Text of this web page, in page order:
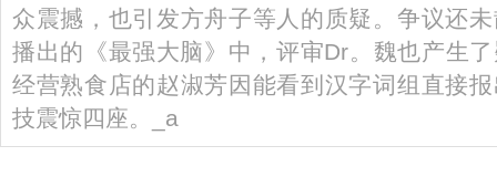
众震撼，也引发方舟子等人的质疑。争议还
播出的《最强大脑》中，评审Dr。魏也产生
经营熟食店的赵淑芳因能看到汉字词组直接
技震惊四座。_a